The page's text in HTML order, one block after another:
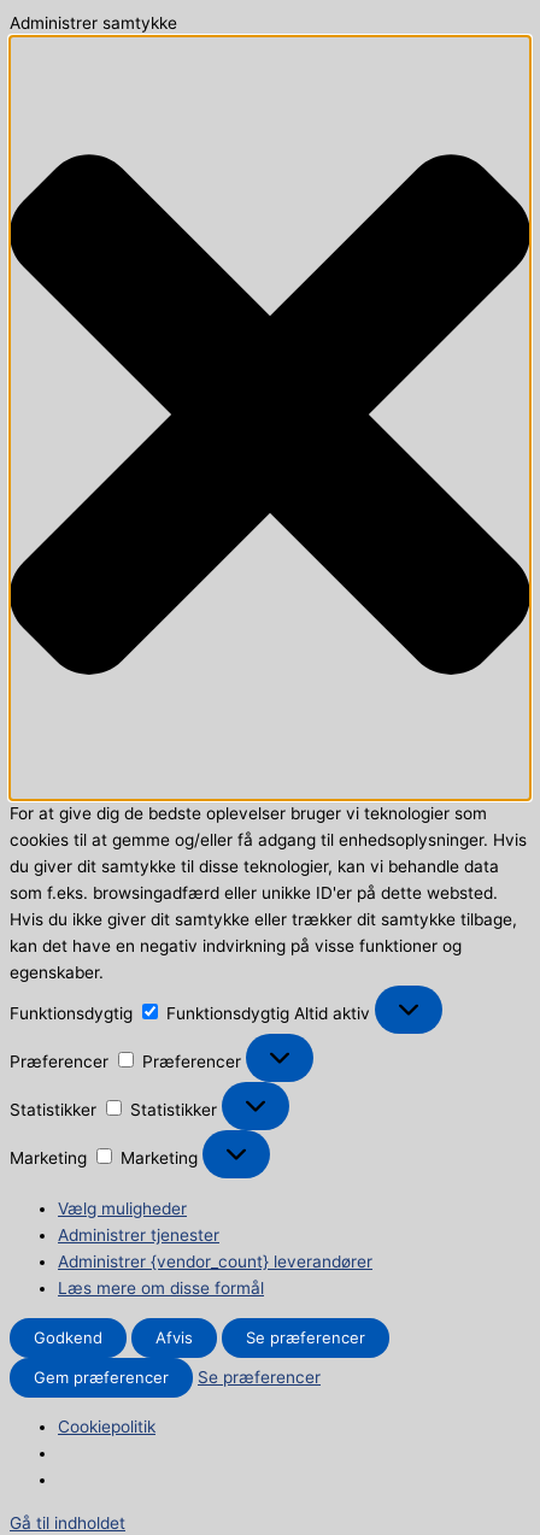
Administrer samtykke
For at give dig de bedste oplevelser bruger vi teknologier som
cookies til at gemme og/eller få adgang til enhedsoplysninger. Hvis
du giver dit samtykke til disse teknologier, kan vi behandle data
som f.eks. browsingadfærd eller unikke ID'er på dette websted.
Hvis du ikke giver dit samtykke eller trækker dit samtykke tilbage,
kan det have en negativ indvirkning på visse funktioner og
egenskaber.
Funktionsdygtig Funktionsdygtig Altid aktiv
Præferencer Præferencer
Statistikker Statistikker
Marketing Marketing
Vælg muligheder
Administrer tjenester
Administrer {vendor_count} leverandører
Læs mere om disse formål
Godkend Afvis Se præferencer
Gem præferencer Se præferencer
Cookiepolitik
Gå til indholdet